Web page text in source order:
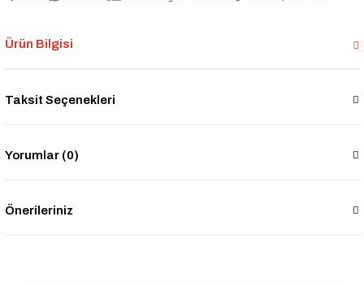
Ürün Bilgisi
Taksit Seçenekleri
Yorumlar (0)
Önerileriniz